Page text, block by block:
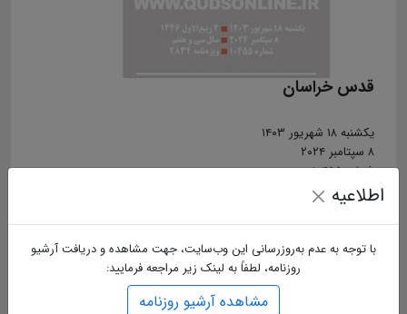
قدس خراسان
یکشنبه ۱۸ شهریور ۱۴۰۳
۸ سپتامبر ۲۰۲۴
شماره ۱۰۴۵۵
سال سی و هفتم
ویژه‌نامه ۴۸۳۴
اطلاعیه
با توجه به عدم به‌روزرسانی این وب‌سایت، جهت مشاهده و دریافت آرشیو
روزنامه، لطفاً به لینک زیر مراجعه فرمایید:
مشاهده آرشیو روزنامه